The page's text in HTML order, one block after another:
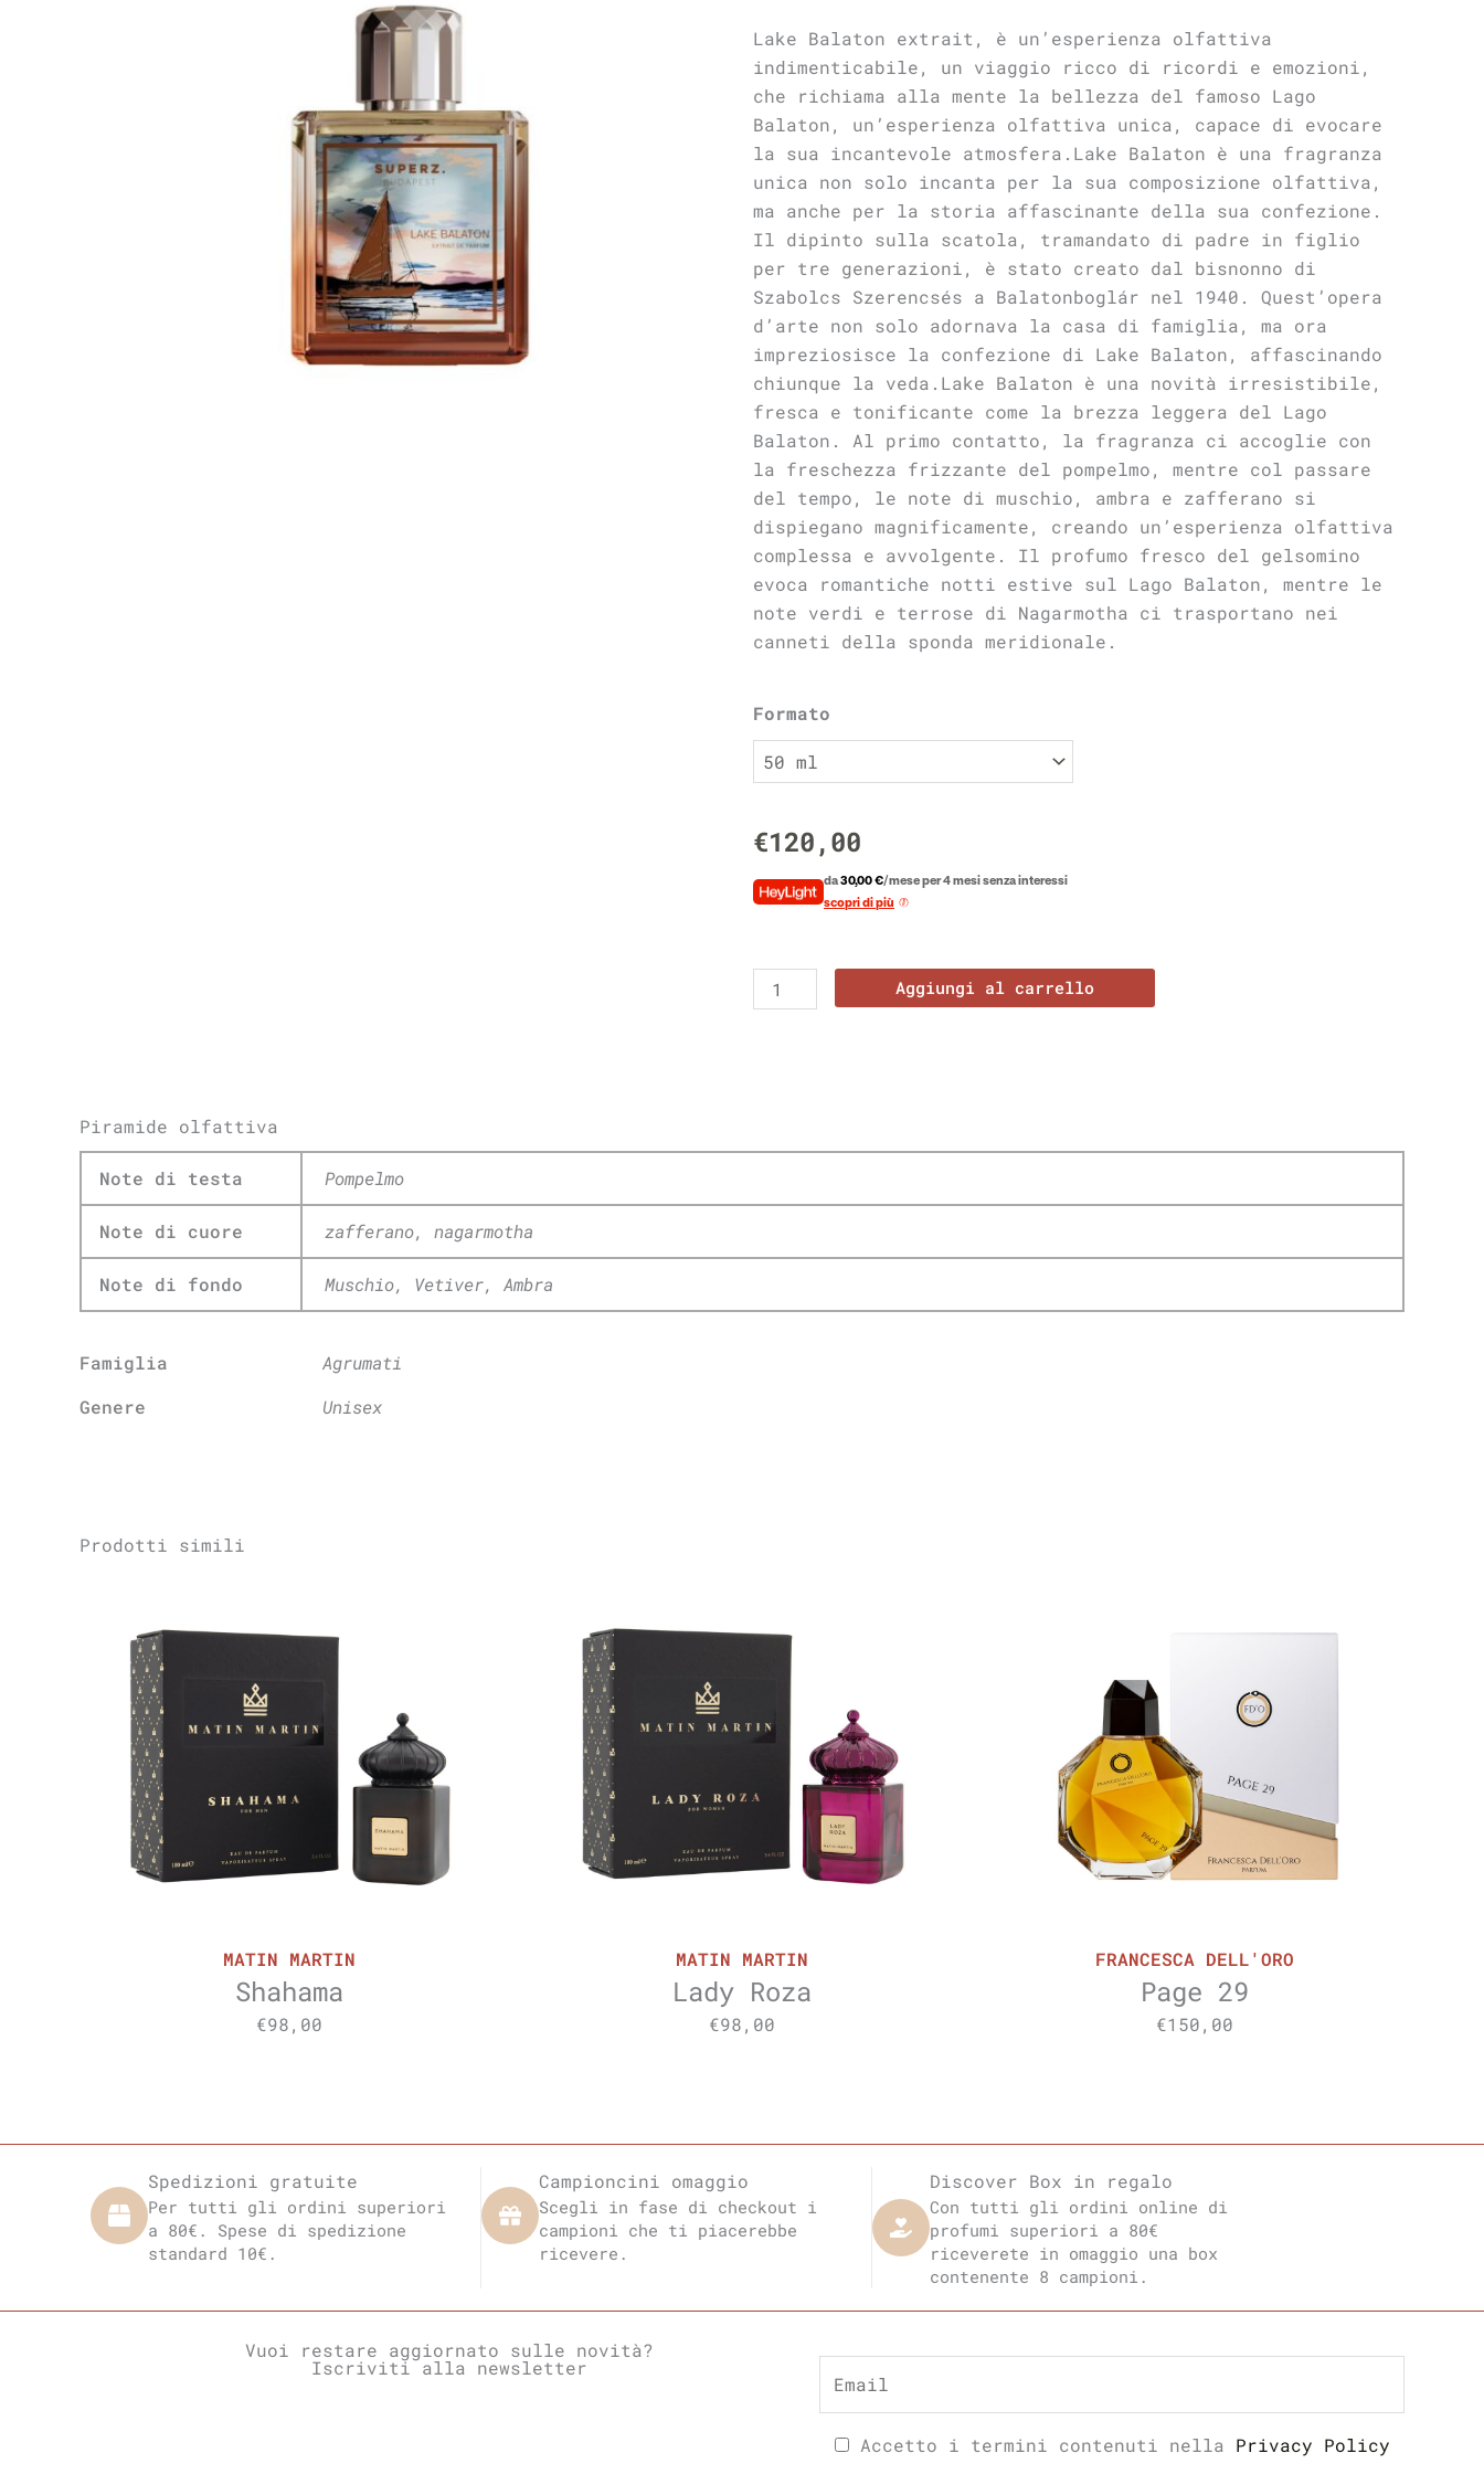
Lake Balaton extrait, è un’esperienza olfattiva
indimenticabile, un viaggio ricco di ricordi e emozioni,
che richiama alla mente la bellezza del famoso Lago
Balaton, un’esperienza olfattiva unica, capace di evocare
la sua incantevole atmosfera.Lake Balaton è una fragranza
unica non solo incanta per la sua composizione olfattiva,
ma anche per la storia affascinante della sua confezione.
Il dipinto sulla scatola, tramandato di padre in figlio
per tre generazioni, è stato creato dal bisnonno di
Szabolcs Szerencsés a Balatonboglár nel 1940. Quest’opera
d’arte non solo adornava la casa di famiglia, ma ora
impreziosisce la confezione di Lake Balaton, affascinando
chiunque la veda.Lake Balaton è una novità irresistibile,
fresca e tonificante come la brezza leggera del Lago
Balaton. Al primo contatto, la fragranza ci accoglie con
la freschezza frizzante del pompelmo, mentre col passare
del tempo, le note di muschio, ambra e zafferano si
dispiegano magnificamente, creando un’esperienza olfattiva
complessa e avvolgente. Il profumo fresco del gelsomino
evoca romantiche notti estive sul Lago Balaton, mentre le
note verdi e terrose di Nagarmotha ci trasportano nei
canneti della sponda meridionale.
Formato
€120,00
da30,00 €/mese per 4 mesi senza interessi
scopri di più
Balaton
quantità
Aggiungi al carrello
Piramide olfattiva
Note di testa Pompelmo
Note di cuore zafferano, nagarmotha
Note di fondo Muschio, Vetiver, Ambra
Famiglia
Agrumati
Genere
Unisex
Prodotti simili
MATIN MARTIN
Shahama
€98,00
MATIN MARTIN
Lady Roza
€98,00
FRANCESCA DELL'ORO
Page 29
€150,00
Spedizioni gratuite
Per tutti gli ordini superiori
a 80€. Spese di spedizione
standard 10€.
Campioncini omaggio
Scegli in fase di checkout i
campioni che ti piacerebbe
ricevere.
Discover Box in regalo
Con tutti gli ordini online di
profumi superiori a 80€
riceverete in omaggio una box
contenente 8 campioni.
Vuoi restare aggiornato sulle novità?
Iscriviti alla newsletter
Accetto i termini contenuti nella Privacy Policy